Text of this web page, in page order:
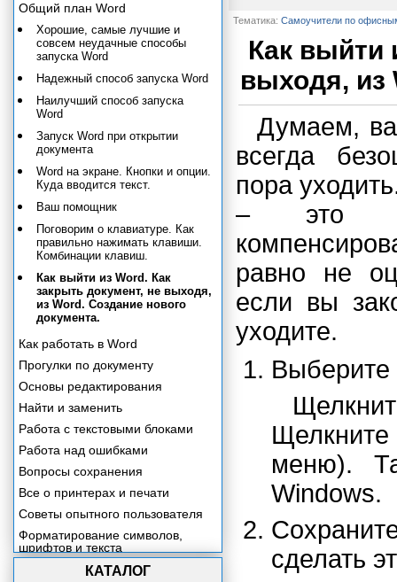
Тематика: Самоучители по
Как выйти
выходя, из
Думаем,
всегда
пора
– это
равно не
если вы
уходите.
меню).
Windows.
сделать
Общий план Word
Хорошие, самые лучшие и
совсем неудачные способы
запуска Word
Надежный способ запуска Word
Наилучший способ запуска
Word
Запуск Word при открытии
документа
Word на экране. Кнопки и опции.
Куда вводится текст.
Ваш помощник
Поговорим о клавиатуре. Как
правильно нажимать клавиши.
Комбинации клавиш.
Как выйти из Word. Как
закрыть документ, не выходя,
из Word. Создание нового
документа.
Как работать в Word
Прогулки по документу
Основы редактирования
Найти и заменить
Работа с текстовыми блоками
Работа над ошибками
Вопросы сохранения
Все о принтерах и печати
Советы опытного пользователя
Форматирование символов,
шрифтов и текста
Форматирование абзацев
КАТАЛОГ